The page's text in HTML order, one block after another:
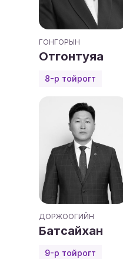
ГОНГОРЫН
Отгонтуяа
8-р тойрогт
ДОРЖООГИЙН
Батсайхан
9-р тойрогт